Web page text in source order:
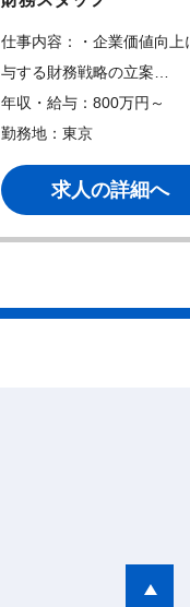
仕事内容：・企業価値向上
与する財務戦略の立案…
年収・給与：800万円～
勤務地：東京
求人の詳細へ